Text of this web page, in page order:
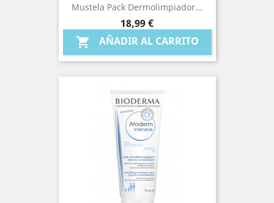
Mustela Pack Dermolimpiador...
Precio
18,99 €
 AÑADIR AL CARRITO